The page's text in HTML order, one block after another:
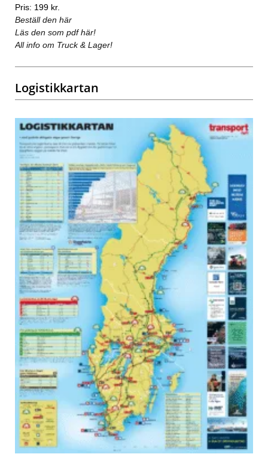
Pris: 199 kr.
Beställ den här
Läs den som pdf här!
All info om Truck & Lager!
Logistikkartan